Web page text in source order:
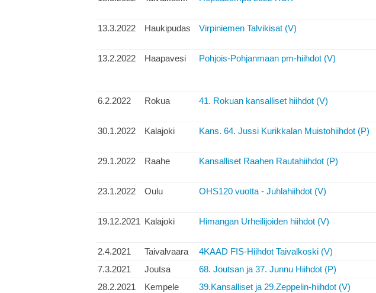
13.3.2022 Haukipudas Virpiniemen Talvikisat (V)
13.2.2022 Haapavesi Pohjois-Pohjanmaan pm-hiihdot (V)
6.2.2022 Rokua 41. Rokuan kansalliset hiihdot (V)
30.1.2022 Kalajoki Kans. 64. Jussi Kurikkalan Muistohiihdot (P)
29.1.2022 Raahe Kansalliset Raahen Rautahiihdot (P)
23.1.2022 Oulu OHS120 vuotta - Juhlahiihdot (V)
19.12.2021 Kalajoki Himangan Urheilijoiden hiihdot (V)
2.4.2021 Taivalvaara 4KAAD FIS-Hiihdot Taivalkoski (V)
7.3.2021
Joutsa 68. Joutsan ja 37. Junnu Hiihdot (P)
28.2.2021
Kempele 39.Kansalliset ja 29.Zeppelin-hiihdot (V)